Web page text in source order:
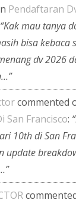
Pendaftaran
“Kak mau tanya
bisa kebaca
dv 2026
commented
San Francisco:
10th di San
update